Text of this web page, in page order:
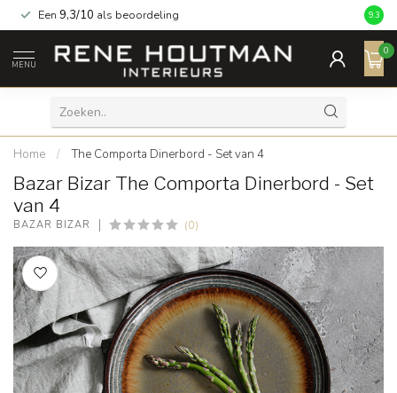
Een 9,3/10 als beoordeling 9.3
MENU
0
Home / The Comporta Dinerbord - Set van 4
Bazar Bizar The Comporta Dinerbord - Set
van 4
BAZAR BIZAR (0)